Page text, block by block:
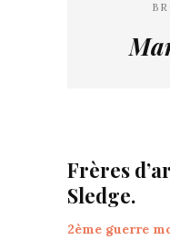
Frères
Sledge.
2ème guerre